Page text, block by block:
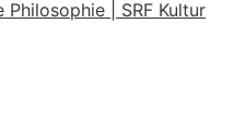
| SRF Kultur